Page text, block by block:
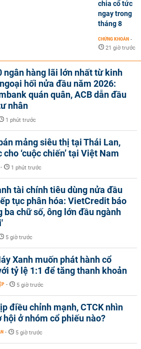
chia cổ tức
ngay trong
tháng 8
CHỨNG KHOÁN -
21 giờ trước
ngân hàng lãi lớn nhất từ kinh
hối nửa đầu năm 2026:
quán quân, ACB dẫn đầu
nhân
1 phút trước
mảng siêu thị tại Thái Lan,
cho ‘cuộc chiến’ tại Việt Nam
- 1 phút trước
tài chính tiêu dùng nửa đầu
tục phân hóa: VietCredit báo
ba chữ số, ông lớn đầu ngành
5 giờ trước
Xanh muốn phát hành cổ
tỷ lệ 1:1 để tăng thanh khoản
- 5 giờ trước
điều chỉnh mạnh, CTCK nhìn
hội ở nhóm cổ phiếu nào?
- 5 giờ trước